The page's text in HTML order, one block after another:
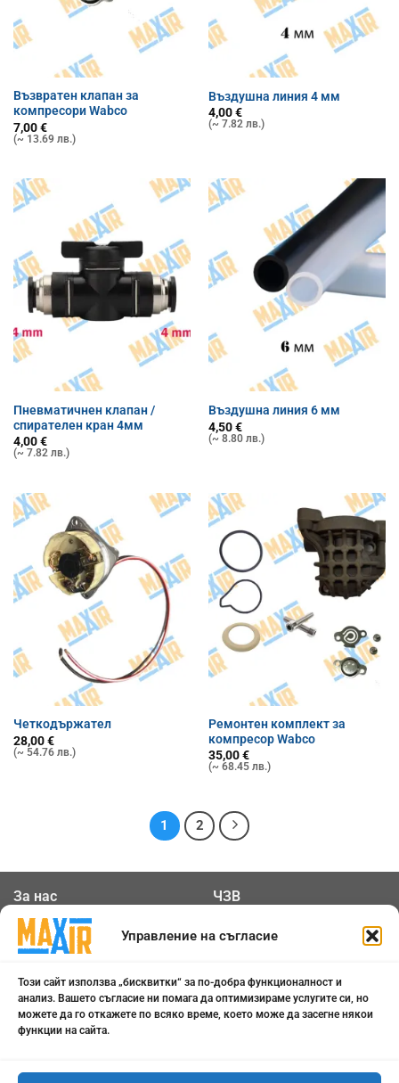
Управление на съгласие
Този сайт използва „бисквитки“ за по-добра функционалност и
анализ. Вашето съгласие ни помага да оптимизираме услугите си, но
можете да го откажете по всяко време, което може да засегне някои
функции на сайта.
Възвратен клапан за
компресори Wabco
7,00€
(~ 13.69 лв.)
Въздушна линия 4 мм
4,00€
(~ 7.82 лв.)
Пневматичнен клапан /
спирателен кран 4мм
4,00€
(~ 7.82 лв.)
Въздушна линия 6 мм
4,50€
(~ 8.80 лв.)
Четкодържател
28,00€
(~ 54.76 лв.)
Ремонтен комплект за
компресор Wabco
35,00€
(~ 68.45 лв.)
1 2
За нас
Общи условия
поверителност
ЧЗВ
Контакти